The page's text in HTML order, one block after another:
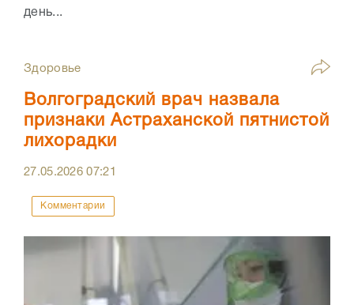
день...
Здоровье
Волгоградский врач назвала
признаки Астраханской пятнистой
лихорадки
27.05.202607:21
Комментарии